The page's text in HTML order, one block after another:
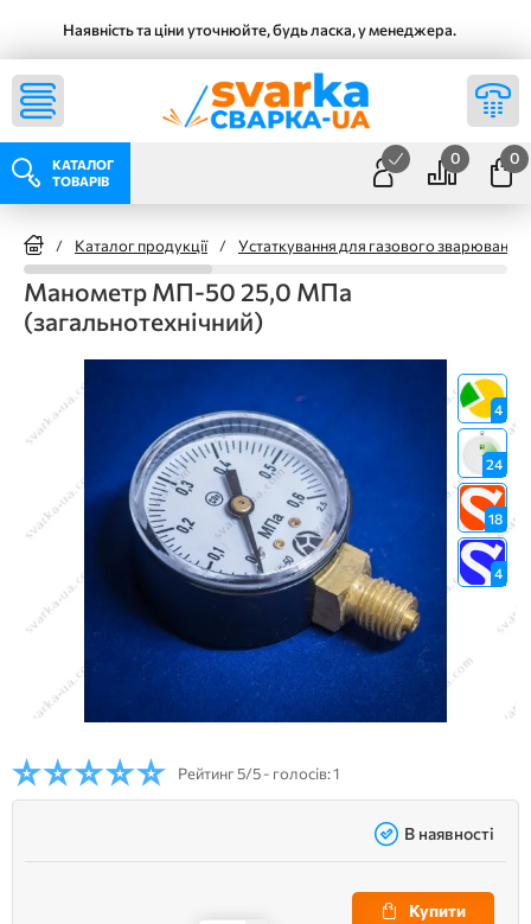
Наявність та ціни уточнюйте, будь ласка, у менеджера.
КАТАЛОГ
ТОВАРІВ
0 0
/ Каталог продукції / Устаткування для газового зварювання
Манометр МП-50 25,0 МПа
(загальнотехнічний)
4
24
18
4
Рейтинг5/5 - голосів: 1
В наявності
Купити